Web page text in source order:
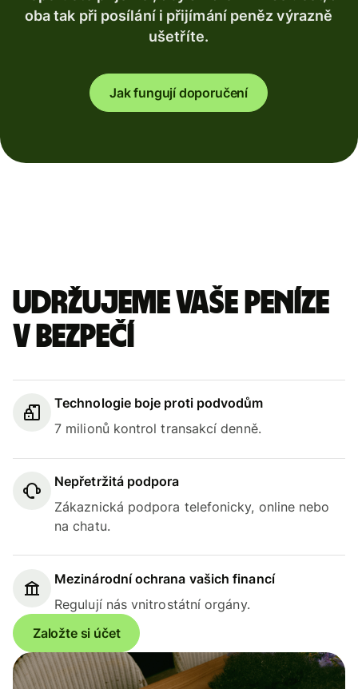
oba tak při posílání i přijímání peněz výrazně
ušetříte.
Jak fungují doporučení
Udržujeme vaše peníze
v bezpečí
Technologie boje proti podvodům
7 milionů kontrol transakcí denně.
Nepřetržitá podpora
Zákaznická podpora telefonicky, online nebo
na chatu.
Mezinárodní ochrana vašich financí
Regulují nás vnitrostátní orgány.
Založte si účet